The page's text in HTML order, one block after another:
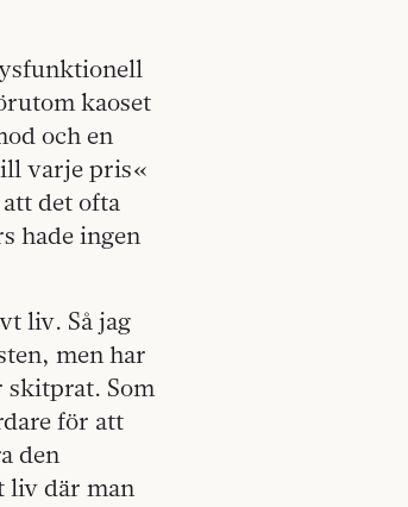
kaoset
och en
varje pris«
det ofta
hade ingen
liv. Så jag
men har
skitprat. Som
för att
den
liv där man